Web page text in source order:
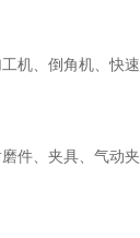
机、倒角机、快
件、夹具、气动